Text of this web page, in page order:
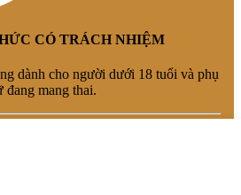
CÓ TRÁCH NHIỆM
dành cho người dưới 18 tuổi và phụ
đang mang thai.